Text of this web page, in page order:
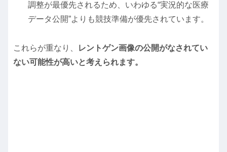
調整が最優先されるため、いわゆる“実況的な医療
データ公開”よりも競技準備が優先されています。
これらが重なり、
レントゲン画像の公開がなされてい
ない可能性が高いと考えられます。